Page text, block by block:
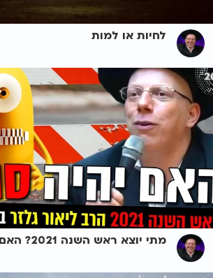
לחיות או למות
מתי יוצא ראש השנה 2021? האם יהיה סגר?